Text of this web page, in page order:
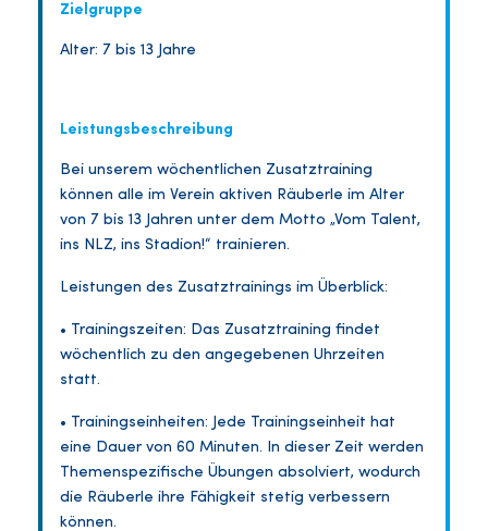
Zielgruppe
Alter: 7 bis 13 Jahre
Leistungsbeschreibung
Bei unserem wöchentlichen Zusatztraining
können alle im Verein aktiven Räuberle im Alter
von 7 bis 13 Jahren unter dem Motto „Vom Talent,
ins NLZ, ins Stadion!“ trainieren.
Leistungen des Zusatztrainings im Überblick:
• Trainingszeiten: Das Zusatztraining findet
wöchentlich zu den angegebenen Uhrzeiten
statt.
• Trainingseinheiten: Jede Trainingseinheit hat
eine Dauer von 60 Minuten. In dieser Zeit werden
Themenspezifische Übungen absolviert, wodurch
die Räuberle ihre Fähigkeit stetig verbessern
können.